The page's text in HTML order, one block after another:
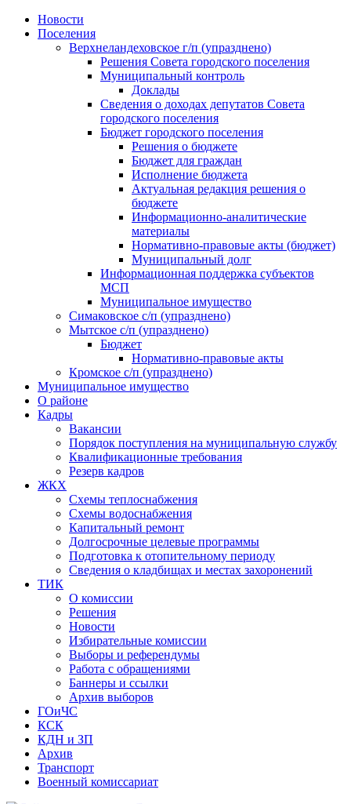
Skip
Новости
Поселения
Верхнеландеховское г/п (упразднено)
Решения Совета городского поселения
Муниципальный контроль
Доклады
Сведения о доходах депутатов Совета
городского поселения
Бюджет городского поселения
Решения о бюджете
Бюджет для граждан
Исполнение бюджета
Актуальная редакция решения о
бюджете
Информационно-аналитические
материалы
Нормативно-правовые акты (бюджет)
Муниципальный долг
Информационная поддержка субъектов
МСП
Муниципальное имущество
Симаковское с/п (упразднено)
Мытское с/п (упразднено)
Бюджет
Нормативно-правовые акты
Кромское с/п (упразднено)
Муниципальное имущество
О районе
Кадры
Вакансии
Порядок поступления на муниципальную службу
Квалификационные требования
Резерв кадров
ЖКХ
Схемы теплоснабжения
Схемы водоснабжения
Капитальный ремонт
Долгосрочные целевые программы
Подготовка к отопительному периоду
Сведения о кладбищах и местах захоронений
ТИК
О комиссии
Решения
Новости
Избирательные комиссии
Выборы и референдумы
Работа с обращениями
Баннеры и ссылки
Архив выборов
ГОиЧС
КСК
КДН и ЗП
Архив
Транспорт
Военный комиссариат